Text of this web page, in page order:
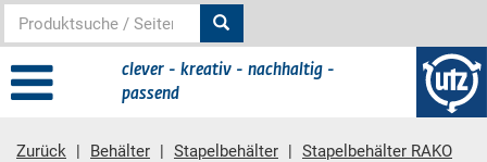
clever - kreativ - nachhaltig -
passend
Zurück Behälter Stapelbehälter
Stapelbehälter RAKO